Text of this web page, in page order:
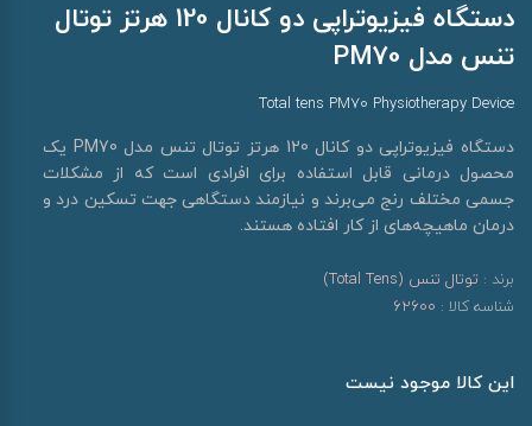
دستگاه فیزیوتراپی دو کانال 120 هرتز توتال
تنس مدل PM70
Total tens PM70 Physiotherapy Device
دستگاه فیزیوتراپی دو کانال 120 هرتز توتال تنس مدل PM70 یک
محصول درمانی قابل استفاده برای افرادی است که از مشکلات
جسمی مختلف رنج می‌برند و نیازمند دستگاهی جهت تسکین درد و
درمان ماهیچه‌های از کار افتاده هستند.
برند : توتال تنس (Total Tens)
شناسه کالا : 62600
این کالا موجود نیست